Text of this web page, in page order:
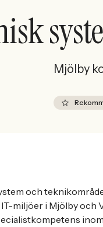
Mjölby
och
miljöer i Mjölby och